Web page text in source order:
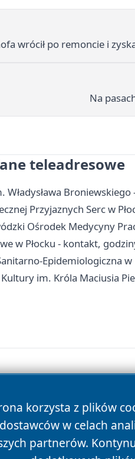
wrócił po remoncie i
Na
teleadresowe
Władysława
Przyjaznych Serc w
Ośrodek Medycyny
w Płocku - kontakt,
Epidemiologiczna
im. Króla Maciusia
korzysta z plików
w celach
partnerów.